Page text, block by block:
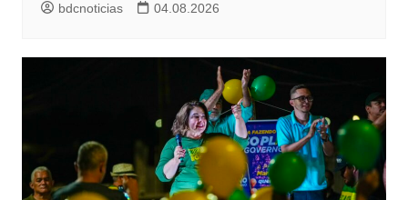
bdcnoticias 04.08.2026